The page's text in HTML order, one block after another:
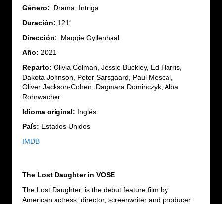
Género: Drama, Intriga
Duración: 121′
Dirección: Maggie Gyllenhaal
Año: 2021
Reparto: Olivia Colman, Jessie Buckley, Ed Harris,
Dakota Johnson, Peter Sarsgaard, Paul Mescal,
Oliver Jackson-Cohen, Dagmara Dominczyk, Alba
Rohrwacher
Idioma original: Inglés
País: Estados Unidos
IMDB
The Lost Daughter in VOSE
The Lost Daughter, is the debut feature film by
American actress, director, screenwriter and producer